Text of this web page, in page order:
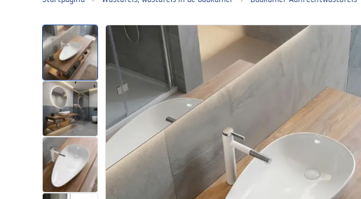
Douchedeur
Douchebakken
Lineaire Douchegoten
Toiletten